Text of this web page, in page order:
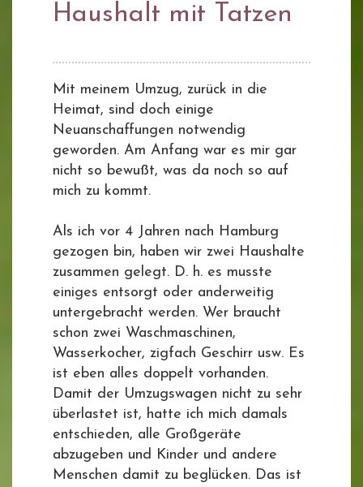
Haushalt mit Tatzen
Mit meinem Umzug, zurück in die
Heimat, sind doch einige
Neuanschaffungen notwendig
geworden. Am Anfang war es mir gar
nicht so bewußt, was da noch so auf
mich zu kommt.
Als ich vor 4 Jahren nach Hamburg
gezogen bin, haben wir zwei Haushalte
zusammen gelegt. D. h. es musste
einiges entsorgt oder anderweitig
untergebracht werden. Wer braucht
schon zwei Waschmaschinen,
Wasserkocher, zigfach Geschirr usw. Es
ist eben alles doppelt vorhanden.
Damit der Umzugswagen nicht zu sehr
überlastet ist, hatte ich mich damals
entschieden, alle Großgeräte
abzugeben und Kinder und andere
Menschen damit zu beglücken. Das ist